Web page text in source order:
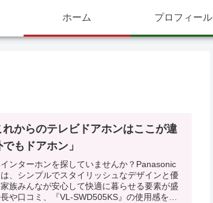
ホーム プロフィール
からのテレビドアホンはここが違
もドアホン」
ンターホンを探していませんか？Panasonic
、シンプルでスタイリッシュなデザインと優
族みんなが安心して快適に暮らせる要素が盛
や口コミ、『VL-SWD505KS』の使用感をご